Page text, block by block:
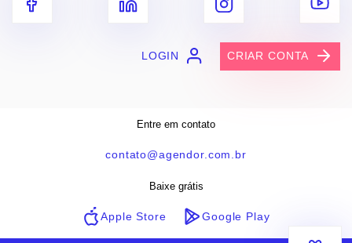
LOGIN CRIAR CONTA
Entre em contato
contato@agendor.com.br
Baixe grátis
Apple Store Google Play